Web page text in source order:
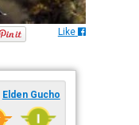
Like
Elden Gucho